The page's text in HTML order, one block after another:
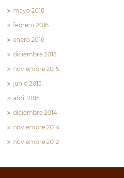
mayo 2016
febrero 2016
enero 2016
diciembre 2015
noviembre 2015
junio 2015
abril 2015
diciembre 2014
noviembre 2014
noviembre 2012